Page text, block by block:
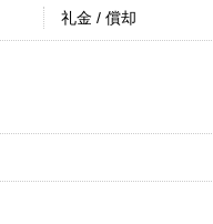
礼金 / 償却